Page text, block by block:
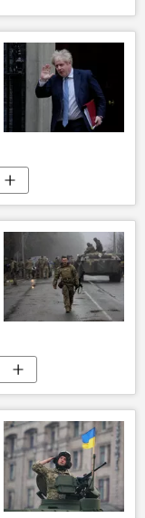
Nga